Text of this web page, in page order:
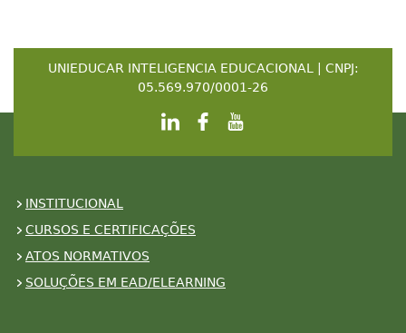
UNIEDUCAR INTELIGENCIA EDUCACIONAL | CNPJ:
05.569.970/0001-26
INSTITUCIONAL
CURSOS E CERTIFICAÇÕES
ATOS NORMATIVOS
SOLUÇÕES EM EAD/ELEARNING